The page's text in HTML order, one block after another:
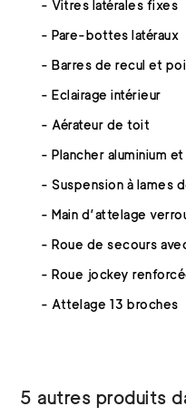
- Vitres latérales fixes
- Pare-bottes latéraux
- Barres de recul et
- Eclairage intérieur
- Aérateur de toit
- Plancher aluminium
- Suspension à lames
- Main d’attelage
- Roue de secours
- Roue jockey
- Attelage 13 broches
5 autres produits